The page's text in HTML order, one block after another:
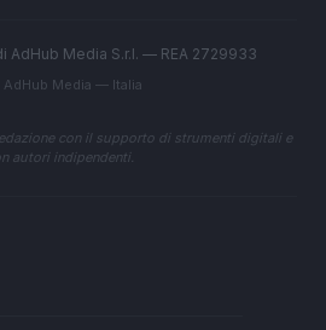
AdHub Media S.r.l. — REA 2729933
Media — Italia
con il supporto di strumenti digitali e
autori indipendenti.